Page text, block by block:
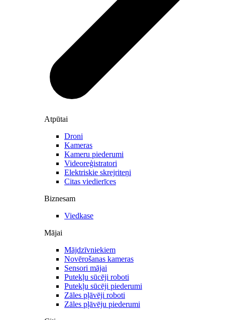
Atpūtai
Droni
Kameras
Kameru piederumi
Videoreģistratori
Elektriskie skrejriteņi
Citas viedierīces
Biznesam
Viedkase
Mājai
Mājdzīvniekiem
Novērošanas kameras
Sensori mājai
Putekļu sūcēji roboti
Putekļu sūcēji piederumi
Zāles pļāvēji roboti
Zāles pļāvēju piederumi